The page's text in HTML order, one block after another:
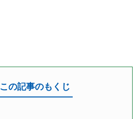
この記事のもくじ